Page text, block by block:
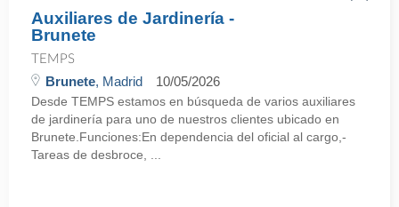
Auxiliares de Jardinería -
Brunete
TEMPS
Brunete, Madrid 10/05/2026
Desde TEMPS estamos en búsqueda de varios auxiliares
de jardinería para uno de nuestros clientes ubicado en
Brunete.Funciones:En dependencia del oficial al cargo,-
Tareas de desbroce, ...